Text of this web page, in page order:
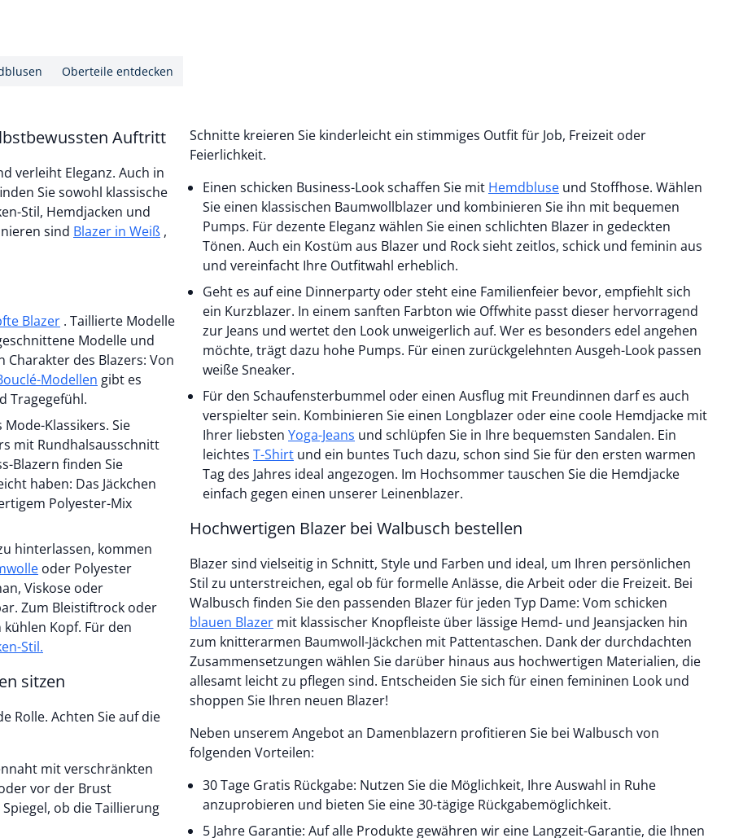
Oberteile entdecken
Auftritt
verleiht Eleganz. Auch in
Sie sowohl klassische
Stil, Hemdjacken und
sind Blazer in Weiß ,
Blazer . Taillierte Modelle
Modelle und
des Blazers: Von
Modellen
Tragegefühl.
Klassikers. Sie
mit Rundhalsausschnitt
Blazern finden Sie
haben: Das Jäckchen
Polyester-Mix
hinterlassen, kommen
Viskose oder
Zum Bleistiftrock oder
Kopf. Für den
Stil.
sitzen
Rolle. Achten Sie auf die
mit verschränkten
vor der Brust
ob die Taillierung
Schnitte kreieren Sie kinderleicht ein stimmiges Outfit für Job, Freizeit oder
Feierlichkeit.
Einen schicken Business-Look schaffen Sie mit Hemdbluse
Sie einen klassischen Baumwollblazer und kombinieren Sie ihn mit bequemen
Pumps. Für dezente Eleganz wählen Sie einen schlichten Blazer in gedeckten
Tönen. Auch ein Kostüm aus Blazer und Rock sieht zeitlos, schick und feminin aus
und vereinfacht Ihre Outfitwahl erheblich.
Geht es auf eine Dinnerparty oder steht eine Familienfeier bevor, empfiehlt sich
ein Kurzblazer. In einem sanften Farbton wie Offwhite passt dieser hervorragend
zur Jeans und wertet den Look unweigerlich auf. Wer es besonders edel angehen
möchte, trägt dazu hohe Pumps. Für einen zurückgelehnten Ausgeh-Look passen
weiße Sneaker.
Für den Schaufensterbummel oder einen Ausflug mit Freundinnen darf es auch
verspielter sein. Kombinieren Sie einen Longblazer oder eine coole Hemdjacke mit
Ihrer liebsten Yoga-Jeans
leichtes T-Shirt
Tag des Jahres ideal angezogen. Im Hochsommer tauschen Sie die Hemdjacke
einfach gegen einen unserer Leinenblazer.
Hochwertigen Blazer bei Walbusch bestellen
Blazer sind vielseitig in Schnitt, Style und Farben und ideal, um Ihren persönlichen
Stil zu unterstreichen, egal ob für formelle Anlässe, die Arbeit oder die Freizeit. Bei
Walbusch finden Sie den passenden Blazer für jeden Typ Dame: Vom schicken
blauen Blazer
zum knitterarmen Baumwoll-Jäckchen mit Pattentaschen. Dank der durchdachten
Zusammensetzungen wählen Sie darüber hinaus aus hochwertigen Materialien, die
allesamt leicht zu pflegen sind. Entscheiden Sie sich für einen femininen Look und
shoppen Sie Ihren neuen Blazer!
Neben unserem Angebot an Damenblazern profitieren Sie bei Walbusch von
folgenden Vorteilen:
30 Tage Gratis Rückgabe: Nutzen Sie die Möglichkeit, Ihre Auswahl in Ruhe
anzuprobieren und bieten Sie eine 30-tägige Rückgabemöglichkeit.
5 Jahre Garantie: Auf alle Produkte gewähren wir eine Langzeit-Garantie, die Ihnen